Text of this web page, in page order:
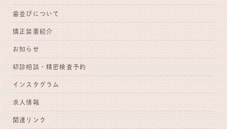
歯並びについて
矯正装置紹介
お知らせ
初診相談・ 精密検査予約
インスタグラム
求人情報
関連リンク